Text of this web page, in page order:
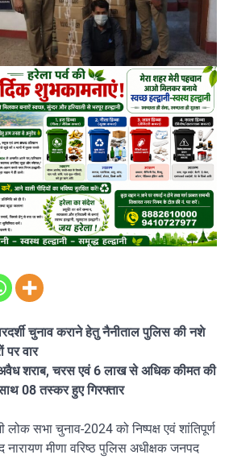
चुनाव कराने हेतु नैनीताल पुलिस की नशे
पर वार
शराब, चरस एवं 6 लाख से अधिक कीमत की
08 तस्कर हुए गिरफ्तार
लोक सभा चुनाव-2024 को निष्पक्ष एवं शांतिपूर्ण
मीणा वरिष्ठ पुलिस अधीक्षक जनपद